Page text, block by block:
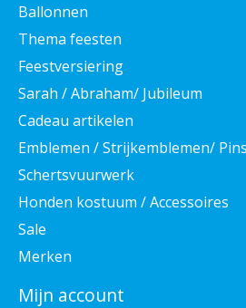
Ballonnen
Thema feesten
Feestversiering
Sarah / Abraham/ Jubileum
Cadeau artikelen
Emblemen / Strijkemblemen/ Pins
Schertsvuurwerk
Honden kostuum / Accessoires
Sale
Merken
Mijn account